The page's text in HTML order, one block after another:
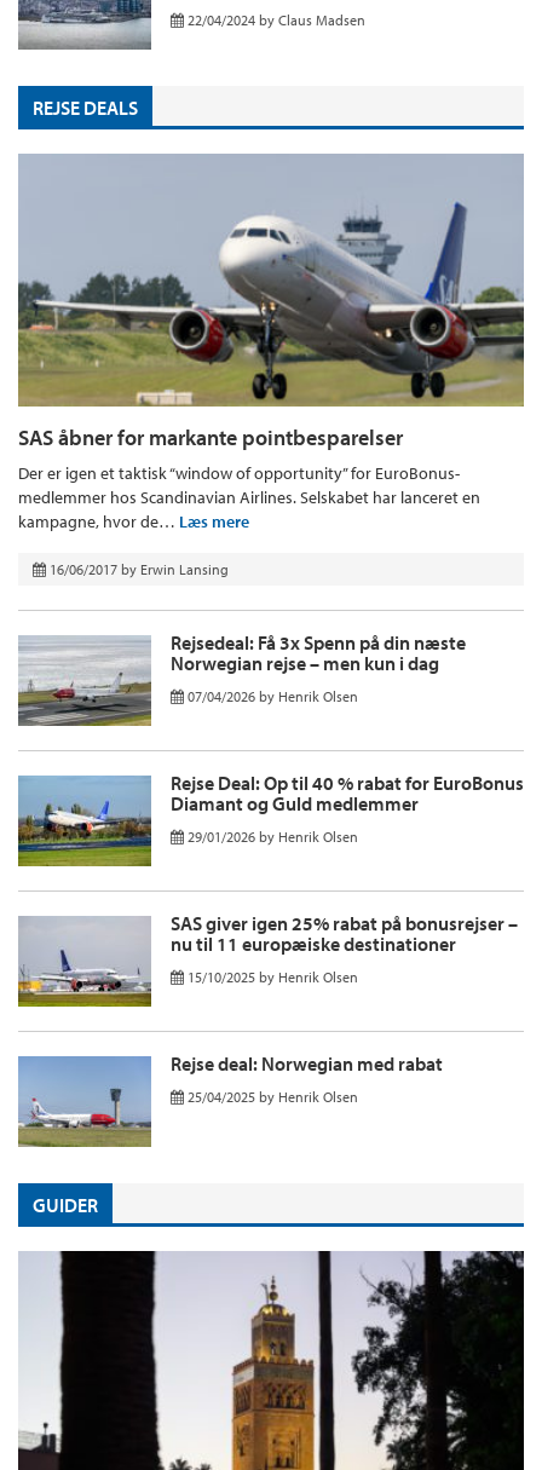
22/04/2024 by Claus Madsen
REJSE DEALS
SAS åbner for markante pointbesparelser
Der er igen et taktisk “window of opportunity” for EuroBonus-
medlemmer hos Scandinavian Airlines. Selskabet har lanceret en
kampagne, hvor de… Læs mere
16/06/2017 by Erwin Lansing
Rejsedeal: Få 3x Spenn på din næste
Norwegian rejse – men kun i dag
07/04/2026 by Henrik Olsen
Rejse Deal: Op til 40 % rabat for EuroBonus
Diamant og Guld medlemmer
29/01/2026 by Henrik Olsen
SAS giver igen 25% rabat på bonusrejser –
nu til 11 europæiske destinationer
15/10/2025 by Henrik Olsen
Rejse deal: Norwegian med rabat
25/04/2025 by Henrik Olsen
GUIDER